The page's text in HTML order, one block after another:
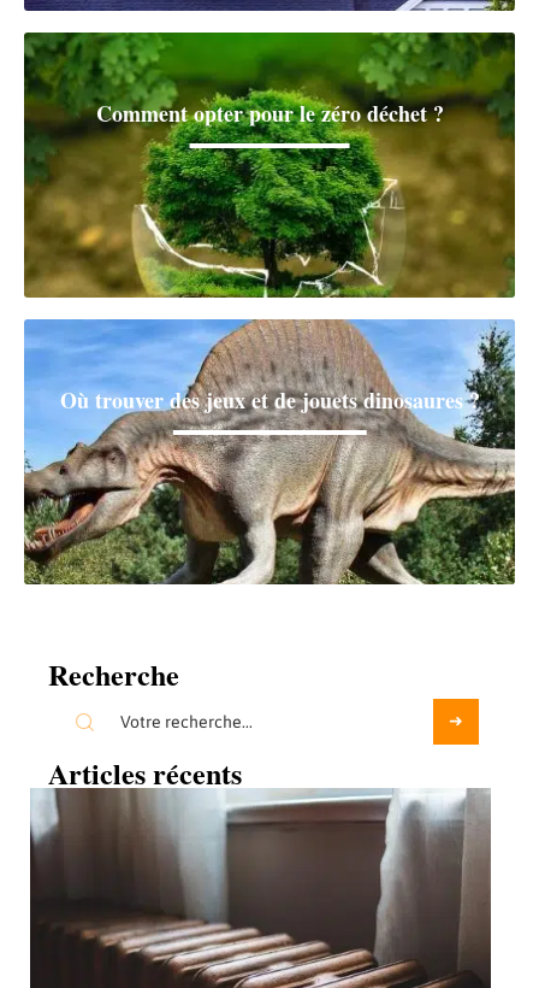
Comment opter pour le zéro déchet ?
Où trouver des jeux et de jouets dinosaures ?
Recherche
Articles récents